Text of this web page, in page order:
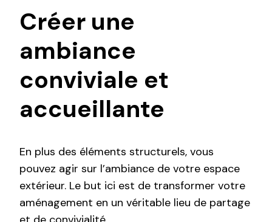
Créer une
ambiance
conviviale et
accueillante
En plus des éléments structurels, vous
pouvez agir sur l’ambiance de votre espace
extérieur. Le but ici est de transformer votre
aménagement en un véritable lieu de partage